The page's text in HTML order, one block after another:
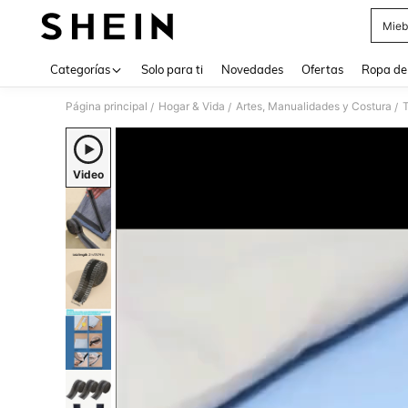
Categorías Solo para ti Novedades Ofertas Ropa
Página principal / Hogar & Vida / Artes, Manualidades y Costura /
Video